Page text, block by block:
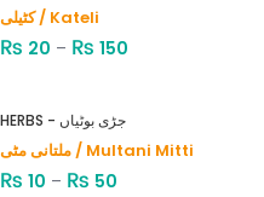
کٹیلی / Kateli
₨ 20 – ₨ 150
HERBS - جڑی بوٹیاں
ملتانی مٹی / Multani Mitti
₨ 10 – ₨ 50